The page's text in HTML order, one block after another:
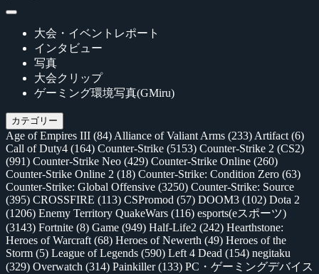
大会・イベントレポート
インタビュー
写真
大会クリップ
ゲーミング環境写真(GMiru)
カテゴリー
Age of Empires III (84) Alliance of Valiant Arms (233) Artifact (6)
Call of Duty4 (164) Counter-Strike (5153) Counter-Strike 2 (CS2)
(991) Counter-Strike Neo (429) Counter-Strike Online (260)
Counter-Strike Online 2 (18) Counter-Strike: Condition Zero (63)
Counter-Strike: Global Offensive (3250) Counter-Strike: Source
(395) CROSSFIRE (113) CSPromod (57) DOOM3 (102) Dota 2
(1206) Enemy Territory QuakeWars (116) esports(eスポーツ)
(3143) Fortnite (8) Game (949) Half-Life2 (242) Hearthstone:
Heroes of Warcraft (68) Heroes of Newerth (49) Heroes of the
Storm (5) League of Legends (590) Left 4 Dead (154) negitaku
(329) Overwatch (314) Painkiller(133) PC・ゲーミングデバイス